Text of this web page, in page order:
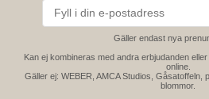
Gäller endast nya
Kan ej kombineras med andra erbjudanden
online.
Gäller ej: WEBER, AMCA Studios, Gåsatoffeln,
blommor.